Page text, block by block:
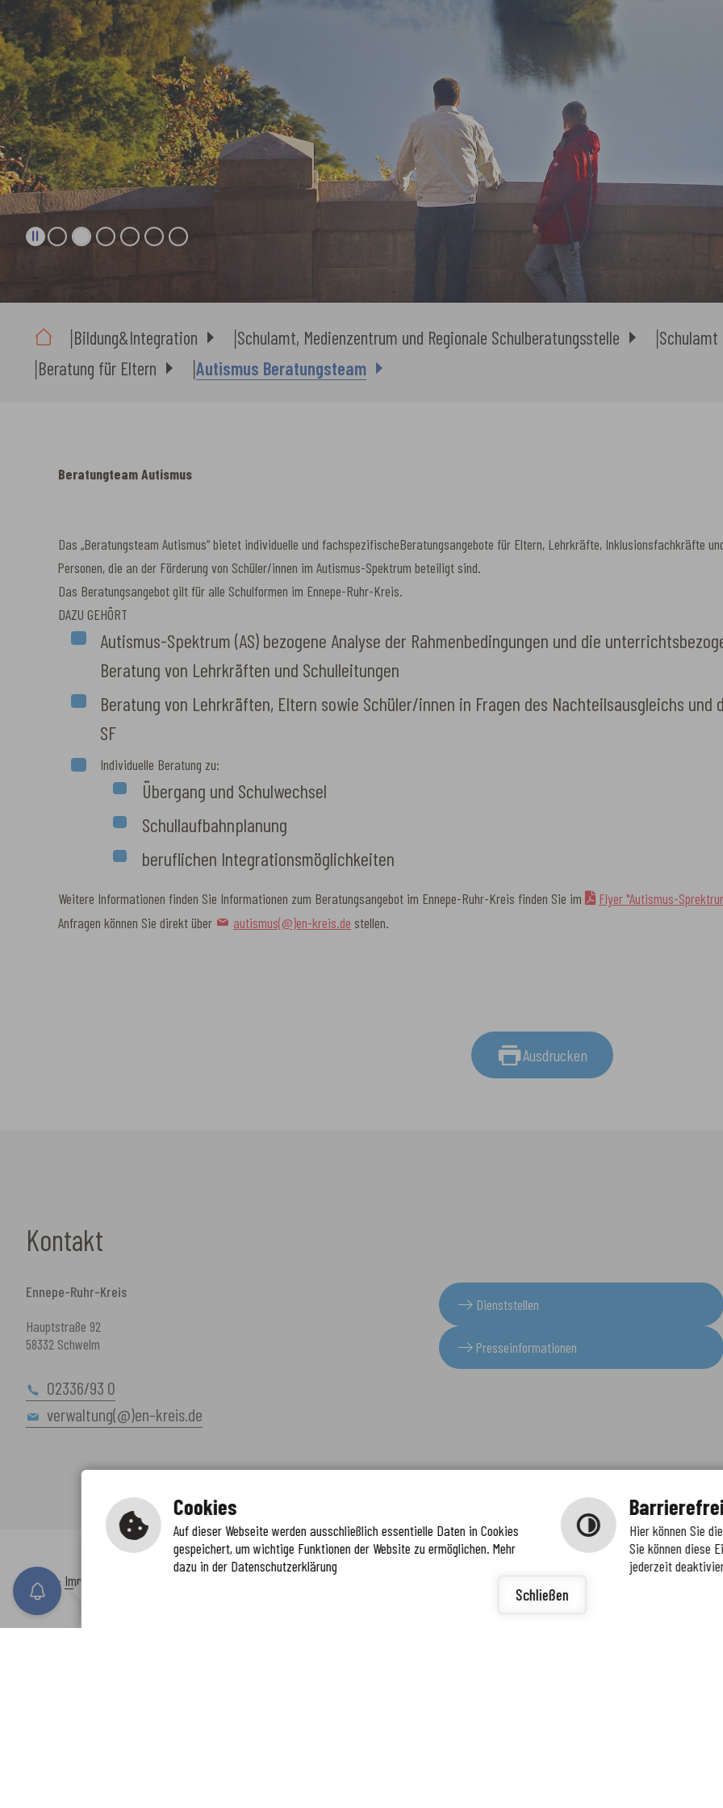
Bildung&Integration Schulamt, Medienzentrum und Regionale Schulberatungsstelle
Schulamt
Beratung für Eltern
Autismus Beratungsteam
Beratungteam Autismus
Das „Beratungsteam Autismus“ bietet individuelle und fachspezifischeBeratungsangebote für Eltern, Lehrkräfte, Inklusionsfachkräfte
Personen, die an der Förderung von Schüler/innen im Autismus-Spektrum beteiligt sind.
Das Beratungsangebot gilt für alle Schulformen im Ennepe-Ruhr-Kreis.
DAZU GEHÖRT
Autismus-Spektrum (AS) bezogene Analyse der Rahmenbedingungen und die
Beratung von Lehrkräften und Schulleitungen
Beratung von Lehrkräften, Eltern sowie Schüler/innen in Fragen des Nachteilsausgleichs und
SF
Individuelle Beratung zu:
Übergang und Schulwechsel
Schullaufbahnplanung
beruflichen Integrationsmöglichkeiten
Weitere Informationen finden Sie Informationen zum Beratungsangebot im Ennepe-Ruhr-Kreis finden Sie im
Flyer "Autismus-
Anfragen können Sie direkt über
autismus(@)en-kreis.de stellen.
Ausdrucken
Kontakt
Ennepe-Ruhr-Kreis
Hauptstraße 92
58332 Schwelm
02336/93 0
verwaltung(@)en-kreis.de
Dienststellen
Presseinformationen
Inhalt - Impressum -
Immer auf dem neuesten Stand
www.enkreis.de möchte Ihnen Benachrichtigunge
Cookies
Auf dieser Webseite werden ausschließlich essentielle Daten in Cookies
gespeichert, um wichtige Funktionen der Website zu ermöglichen. Mehr
dazu in der Datenschutzerklärung
Hier können Sie
Sie können diese
jederzeit
Schließen